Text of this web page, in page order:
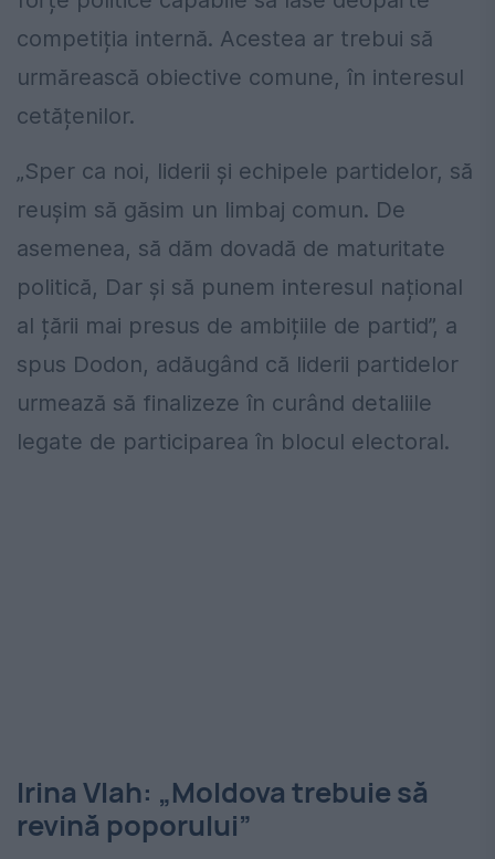
competiția internă. Acestea ar trebui să
urmărească obiective comune, în interesul
cetățenilor.
„Sper ca noi, liderii și echipele partidelor, să
reușim să găsim un limbaj comun. De
asemenea, să dăm dovadă de maturitate
politică, Dar și să punem interesul național
al țării mai presus de ambițiile de partid”, a
spus Dodon, adăugând că liderii partidelor
urmează să finalizeze în curând detaliile
legate de participarea în blocul electoral.
Irina Vlah: „Moldova trebuie să
revină poporului”